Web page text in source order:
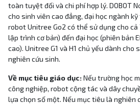
toàn tuyệt đối và chi phí hợp lý. DOBOT
cho sinh viên cao đẳng, đại học ngành
robot Unitree Go2 có thể sử dụng cho cả
lập trình cơ bản) đến đại học (phiên bản
cao). Unitree G1 và H1 chủ yếu dành cho
nghiên cứu sinh.
Về mục tiêu giáo dục: Nếu trường học
công nghiệp, robot cộng tác và dây
lựa chọn số một. Nếu mục tiêu là nghiên